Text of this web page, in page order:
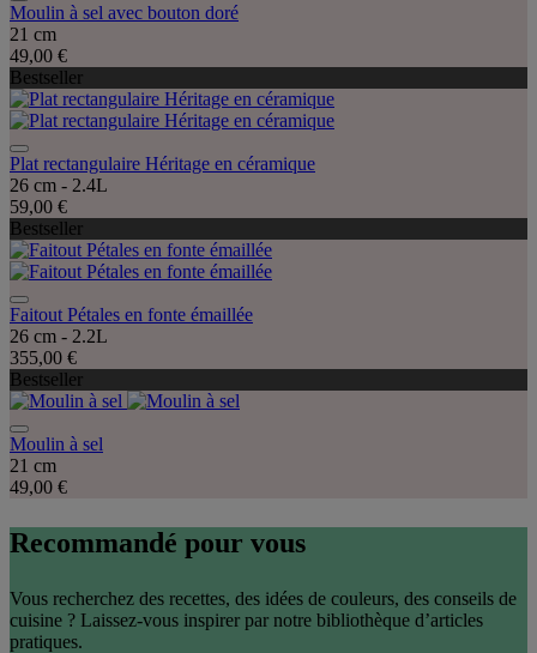
Moulin à sel avec bouton doré
21 cm
49,00 €
Bestseller
Plat rectangulaire Héritage en céramique
26 cm - 2.4L
59,00 €
Bestseller
Faitout Pétales en fonte émaillée
26 cm - 2.2L
355,00 €
Bestseller
Moulin à sel
21 cm
49,00 €
Recommandé pour vous
Vous recherchez des recettes, des idées de couleurs, des conseils de
cuisine ? Laissez-vous inspirer par notre bibliothèque d’articles
pratiques.